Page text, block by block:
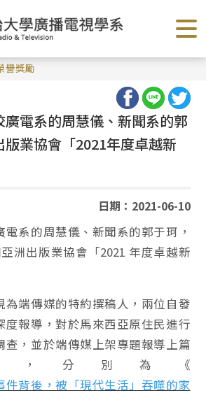
譽獎勵
廣電系的周慧儀、新聞系的郭
業協會「2021年度卓越新
日期：2021-06-10
系的周慧儀、新聞系的郭于珂，
洲出版業協會「2021 年度卓越新
為端傳媒的特約撰稿人，兩位自發
度報導，對於馬來西亞原住民進行
查，並於端傳媒上架專題報導上篇
，分別為《
件背後，被「現代生活」吞噬的家